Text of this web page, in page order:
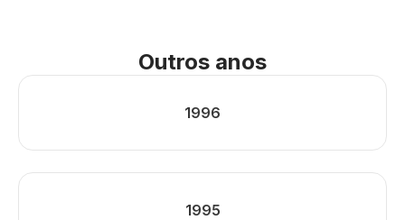
Outros anos
1996
1995